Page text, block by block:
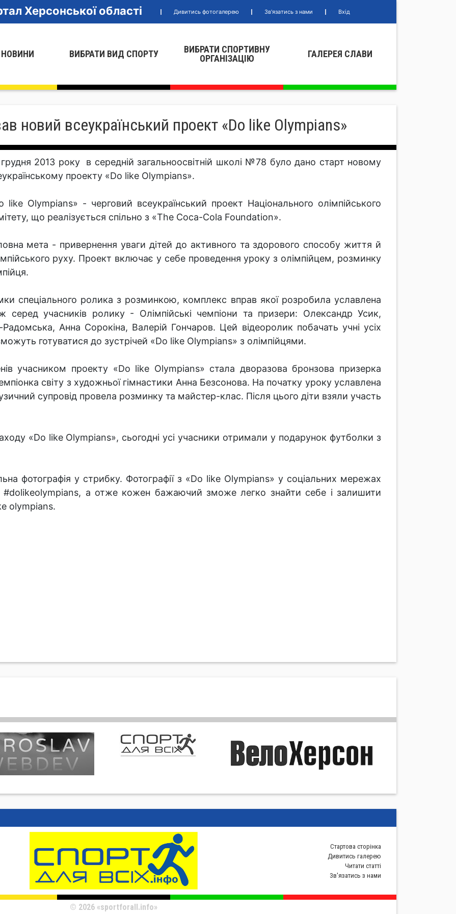
Херсонської області Дивитись фотогалерею Зв'язатись з нами Вхід
ВИБРАТИ ВИД СПОРТУ
ВИБРАТИ СПОРТИВНУ
ОРГАНIЗАЦIЮ
ГАЛЕРЕЯ СЛАВИ
новий всеукраїнський проект «Do like Olympians»
2013 року в середній загальноосвітній школі №78 було дано старт новому
проекту «Do like Olympians».
like Olympians» - черговий всеукраїнський проект Національного олімпійського
що реалізується спільно з «The Coca-Cola Foundation».
мета - привернення уваги дітей до активного та здорового способу життя й
руху. Проект включає у себе проведення уроку з олімпійцем, розминку
спеціального ролика з розминкою, комплекс вправ якої розробила уславлена
серед учасників ролику - Олімпійські чемпіони та призери: Олександр Усик,
Анна Сорокіна, Валерій Гончаров. Цей відеоролик побачать учні усіх
готуватися до зустрічей «Do like Olympians» з олімпійцями.
учасником проекту «Do like Olympians» стала дворазова бронзова призерка
світу з художньої гімнастики Анна Безсонова. На початку уроку уславлена
супровід провела розминку та майстер-клас. Після цього діти взяли участь
«Do like Olympians», сьогодні усі учасники отримали у подарунок футболки з
фотографія у стрибку. Фотографії з «Do like Olympians» у соціальних мережах
#dolikeolympians, а отже кожен бажаючий зможе легко знайти себе і залишити
olympians.
Стартова сторiнка
Дивитись галерею
Читати статті
Зв'язатись з нами
© 2026 «sportforall.info»